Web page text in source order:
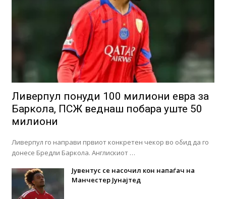
Ливерпул понуди 100 милиони евра за
Баркола, ПСЖ веднаш побара уште 50
милиони
Ливерпул го направи првиот конкретен чекор во обид да го
донесе Бредли Баркола. Англискиот …
Јувентус се насочил кон напаѓач на
Манчестер Јунајтед